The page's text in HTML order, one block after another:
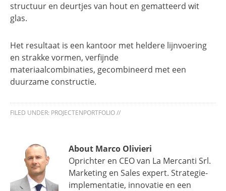
structuur en deurtjes van hout en gematteerd wit
glas.
Het resultaat is een kantoor met heldere lijnvoering
en strakke vormen, verfijnde
materiaalcombinaties, gecombineerd met een
duurzame constructie.
FILED UNDER: PROJECTENPORTFOLIO//
About Marco Olivieri
Oprichter en CEO van La Mercanti Srl.
Marketing en Sales expert. Strategie-
implementatie, innovatie en een